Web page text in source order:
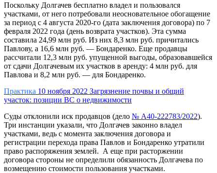
Поскольку Долгачев бесплатно владел и пользовался
участками, от него потребовали неосновательное обогащение
за период с 4 августа 2020-го (дата заключения договора) по 7
февраля 2022 года (день возврата участков). Эта сумма
составила 24,99 млн руб. Из них 8,3 млн руб. причитались
Павлову, а 16,6 млн руб. — Бондаренко. Еще продавцы
рассчитали 12,3 млн руб. упущенной выгоды, образовавшейся
от сдачи Долгачевым их участков в аренду: 4 млн руб. для
Павлова и 8,2 млн руб. — для Бондаренко.
Практика 10 ноября 2022 Загрязнение почвы и общий
участок: позиции ВС о недвижимости
Суды отклонили иск продавцов (дело № А40-222783/2022).
Три инстанции указали, что Долгачев законно владел
участками, ведь с момента заключения договора и
регистрации перехода права Павлов и Бондаренко утратили
право распоряжения землей. А еще при расторжении
договора стороны не определили обязанность Долгачева по
возмещению стоимости пользования участками.